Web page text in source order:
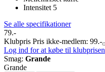
Intensitet 5
Se alle specifikationer
79.-
Klubpris Pris ikke-medlem: 99.-
Log ind for at købe til klubprisen
Smag: Grande
Grande